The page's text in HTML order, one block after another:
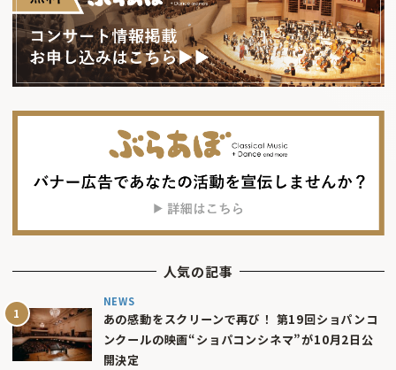
人気の記事
NEWS
あの感動をスクリーンで再び！ 第19回ショパンコ
ンクールの映画“ショパコンシネマ”が10月2日公
開決定